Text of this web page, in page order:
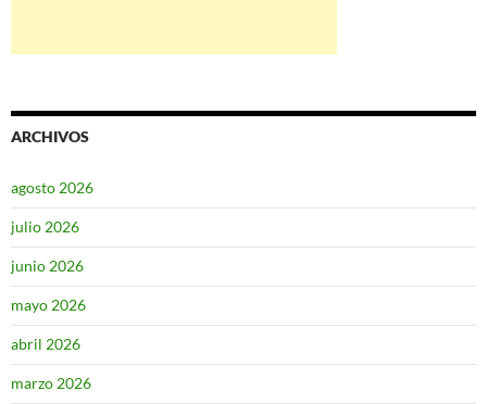
ARCHIVOS
agosto 2026
julio 2026
junio 2026
mayo 2026
abril 2026
marzo 2026